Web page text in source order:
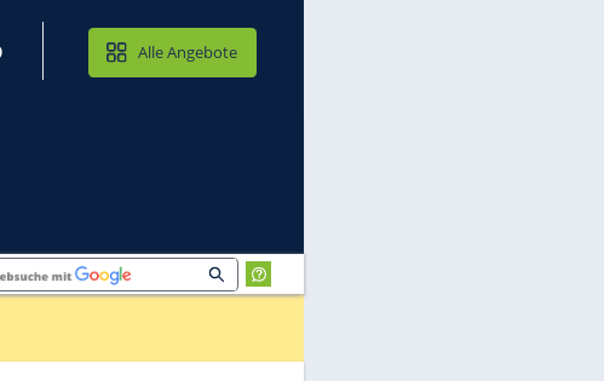
MAIL & CLOUD